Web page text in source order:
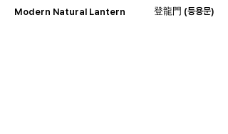
Modern Natural Lantern 登龍門 (등용문)